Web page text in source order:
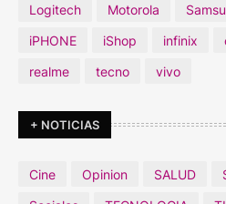
Logitech
Motorola
iPHONE
iShop infinix
realme
tecno vivo
+ NOTICIAS
Cine Opinion SALUD